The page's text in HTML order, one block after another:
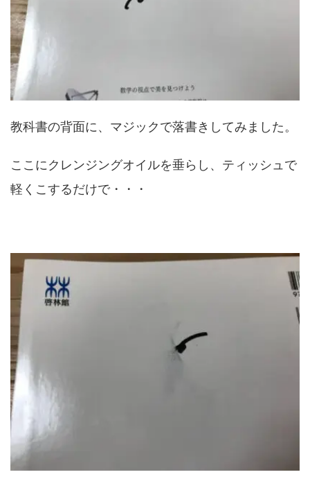
教科書の背面に、マジックで落書きしてみました。
ここにクレンジングオイルを垂らし、ティッシュで
軽くこするだけで・・・